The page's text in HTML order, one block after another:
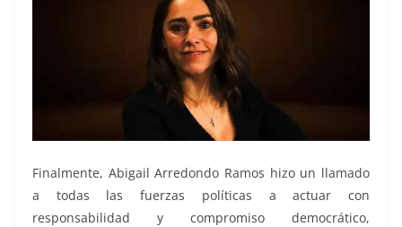
Finalmente, Abigail Arredondo Ramos hizo un llamado
a todas las fuerzas políticas a actuar con
responsabilidad y compromiso democrático,